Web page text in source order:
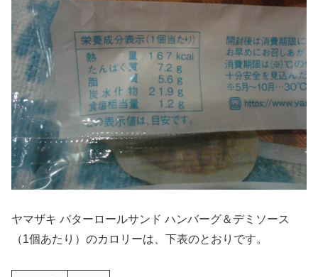
ヤマザキ バターロールサンド ハンバーグ＆デミソース
（1個あたり）のカロリーは、下表のとおりです。